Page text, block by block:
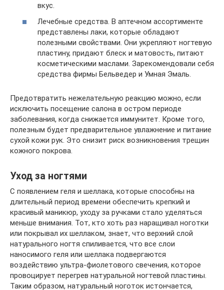
вкус.
Лечебные средства. В аптечном ассортименте
представлены лаки, которые обладают
полезными свойствами. Они укрепляют ногтевую
пластину, придают блеск и матовость, питают
косметическими маслами. Зарекомендовали себя
средства фирмы Бельведер и Умная Эмаль.
Предотвратить нежелательную реакцию можно, если
исключить посещение салона в остром периоде
заболевания, когда снижается иммунитет. Кроме того,
полезным будет предварительное увлажнение и питание
сухой кожи рук. Это снизит риск возникновения трещин
кожного покрова.
Уход за ногтями
С появлением геля и шеллака, которые способны на
длительный период времени обеспечить крепкий и
красивый маникюр, уходу за ручками стало уделяться
меньше внимания. Тот, кто хоть раз наращивал ноготки
или покрывал их шеллаком, знает, что верхний слой
натурального ногтя спиливается, что все слои
наносимого геля или шеллака подвергаются
воздействию ультра-фиолетового свечения, которое
провоцирует перегрев натуральной ногтевой пластины.
Таким образом, натуральный ноготок истончается,